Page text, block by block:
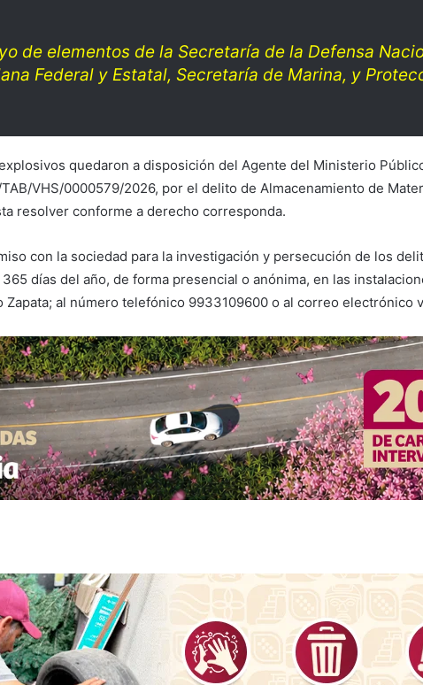
de elementos de la Secretaría de la Defensa
Federal y Estatal, Secretaría de Marina, y
quedaron a disposición del Agente del Ministerio
VHS/0000579/2026, por el delito de Almacenamiento de
resolver conforme a derecho corresponda.
con la sociedad para la investigación y persecución de los
días del año, de forma presencial o anónima, en las
Zapata; al número telefónico 9933109600 o al correo electrónico